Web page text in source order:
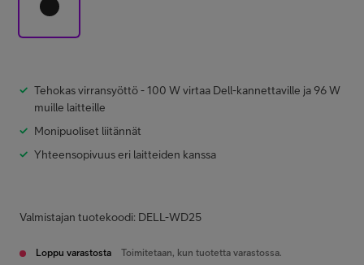
Tehokas virransyöttö - 100 W virtaa Dell-kannettaville ja 96 W
muille laitteille
Monipuoliset liitännät
Yhteensopivuus eri laitteiden kanssa
Valmistajan tuotekoodi: DELL-WD25
Loppu varastosta Toimitetaan, kun tuotetta varastossa.